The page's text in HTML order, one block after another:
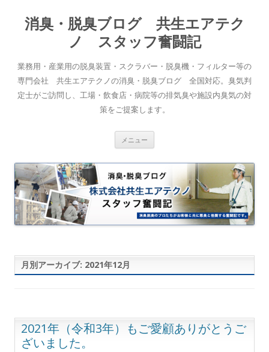
消臭・脱臭ブログ 共生エアテク
ノ スタッフ奮闘記
業務用・産業用の脱臭装置・スクラバー・脱臭機・フィルター等の
専門会社 共生エアテクノの消臭・脱臭ブログ 全国対応。臭気判
定士がご訪問し、工場・飲食店・病院等の排気臭や施設内臭気の対
策をご提案します。
メニュー
月別アーカイブ: 2021年12月
2021年（令和3年）もご愛顧ありがとうご
ざいました。